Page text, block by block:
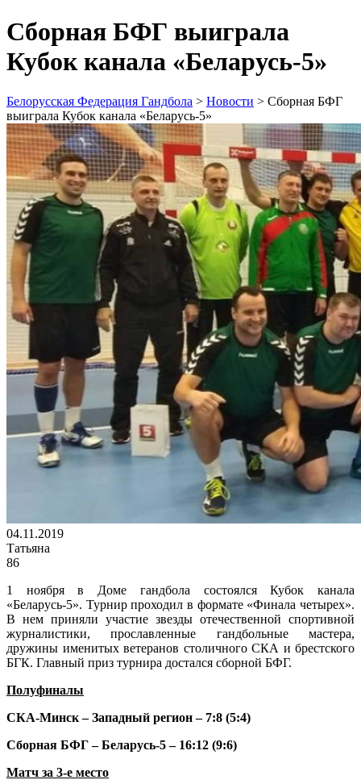
Сборная БФГ выиграла
Кубок канала «Беларусь-5»
Белорусская Федерация Гандбола > Новости > Сборная БФГ
выиграла Кубок канала «Беларусь-5»
04.11.2019
Татьяна
86
1 ноября в Доме гандбола состоялся Кубок канала
«Беларусь-5». Турнир проходил в формате «Финала четырех».
В нем приняли участие звезды отечественной спортивной
журналистики, прославленные гандбольные мастера,
дружины именитых ветеранов столичного СКА и брестского
БГК. Главный приз турнира достался сборной БФГ.
Полуфиналы
СКА-Минск – Западный регион – 7:8 (5:4)
Сборная БФГ – Беларусь-5 – 16:12 (9:6)
Матч за 3-е место